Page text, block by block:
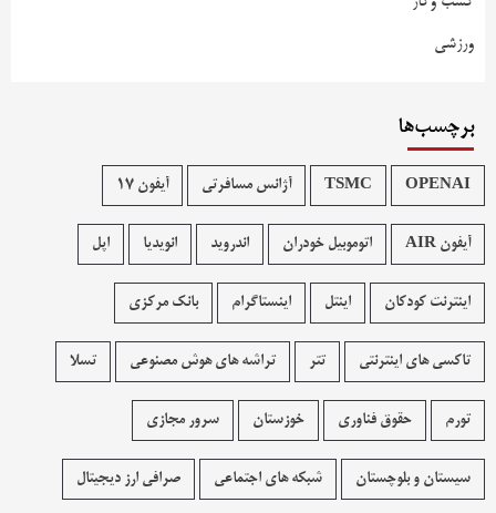
ورزشی
برچسب‌ها
OPENAI
TSMC آژانس مسافرتی آیفون 17
آیفون AIR اتوموبیل خودران اندروید انویدیا اپل
اینترنت کودکان اینتل اینستاگرام بانک مرکزی
تاکسی های اینترنتی تتر تراشه های هوش مصنوعی تسلا
تورم حقوق فناوری خوزستان سرور مجازی
سیستان و بلوچستان شبکه های اجتماعی صرافی ارز دیجیتال